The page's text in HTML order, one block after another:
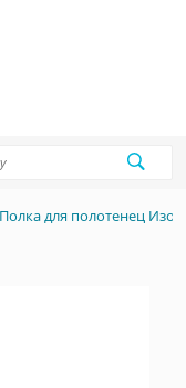
Полка для полотенец